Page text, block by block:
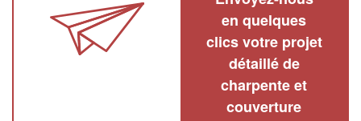
en quelques
clics votre projet
détaillé de
charpente et
couverture